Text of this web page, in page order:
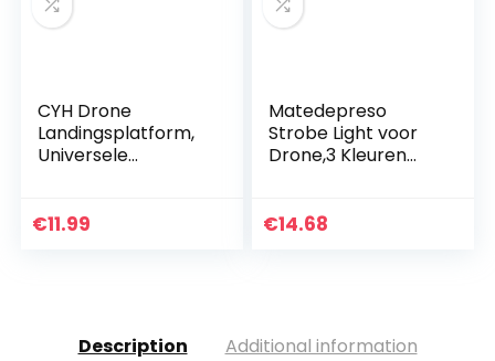
CYH Drone
Landingsplatform,
Universele
Landingsplatform
€11.99
Matedepreso
Strobe Light voor
Drone,3 Kleuren
t,Mini Drone
€14.68
Description Additional information